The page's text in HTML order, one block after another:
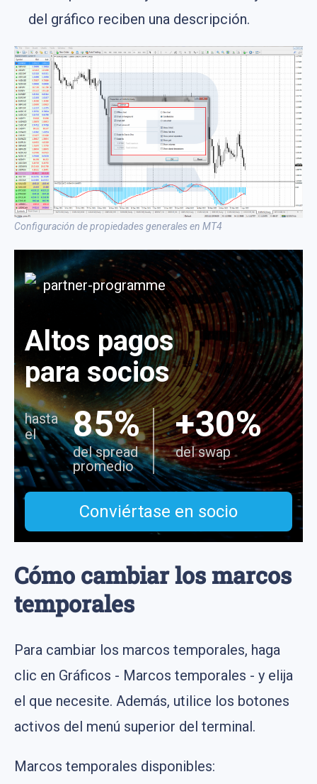
del gráfico reciben una descripción.
Configuración de propiedades generales en MT4
Altos pagos
para socios
hasta
el
85%
del spread
promedio
+30%
del swap
Conviértase en socio
Cómo cambiar los marcos
temporales
Para cambiar los marcos temporales, haga
clic en Gráficos - Marcos temporales - y elija
el que necesite. Además, utilice los botones
activos del menú superior del terminal.
Marcos temporales disponibles: